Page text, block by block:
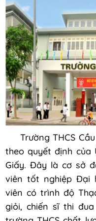
Trường THCS
theo quyết định của
Giấy. Đây là cơ sở
viên tốt nghiệp Đại
viên có trình độ
giỏi, chiến sĩ thi